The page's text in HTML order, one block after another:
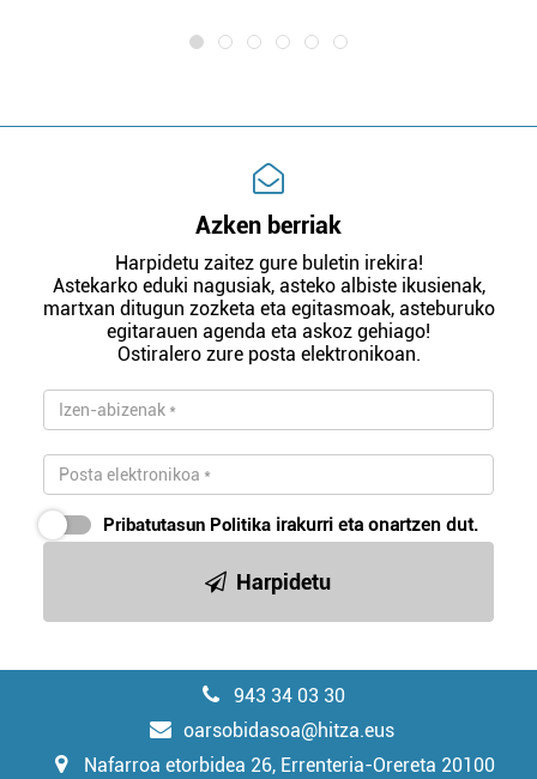
Azken berriak
Harpidetu zaitez gure buletin irekira!
Astekarko eduki nagusiak, asteko albiste ikusienak,
martxan ditugun zozketa eta egitasmoak, asteburuko
egitarauen agenda eta askoz gehiago!
Ostiralero zure posta elektronikoan.
Pribatutasun Politika irakurri eta onartzen dut.
Harpidetu
943 34 03 30
oarsobidasoa@hitza.eus
Nafarroa etorbidea 26, Errenteria-Orereta 20100